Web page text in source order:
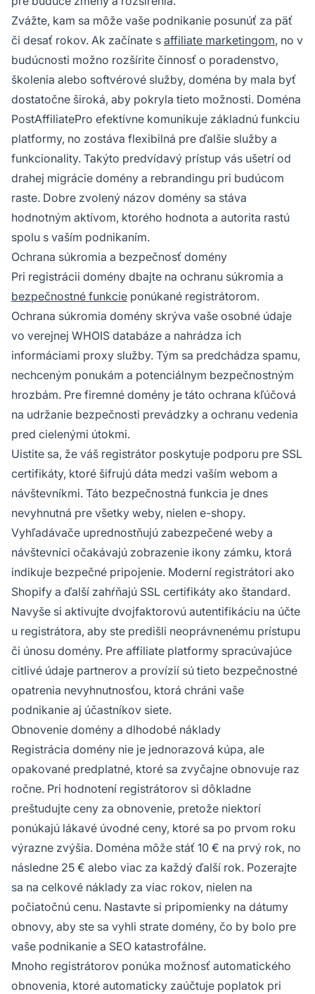
Zvážte, kam sa môže vaše podnikanie posunúť za päť
či desať rokov. Ak začínate s affiliate marketingom, no v
budúcnosti možno rozšírite činnosť o poradenstvo,
školenia alebo softvérové služby, doména by mala byť
dostatočne široká, aby pokryla tieto možnosti. Doména
PostAffiliatePro efektívne komunikuje základnú funkciu
platformy, no zostáva flexibilná pre ďalšie služby a
funkcionality. Takýto predvídavý prístup vás ušetrí od
drahej migrácie domény a rebrandingu pri budúcom
raste. Dobre zvolený názov domény sa stáva
hodnotným aktívom, ktorého hodnota a autorita rastú
spolu s vaším podnikaním.
Ochrana súkromia a bezpečnosť domény
Pri registrácii domény dbajte na ochranu súkromia a
bezpečnostné funkcie ponúkané registrátorom.
Ochrana súkromia domény skrýva vaše osobné údaje
vo verejnej WHOIS databáze a nahrádza ich
informáciami proxy služby. Tým sa predchádza spamu,
nechceným ponukám a potenciálnym bezpečnostným
hrozbám. Pre firemné domény je táto ochrana kľúčová
na udržanie bezpečnosti prevádzky a ochranu vedenia
pred cielenými útokmi.
Uistite sa, že váš registrátor poskytuje podporu pre SSL
certifikáty, ktoré šifrujú dáta medzi vaším webom a
návštevníkmi. Táto bezpečnostná funkcia je dnes
nevyhnutná pre všetky weby, nielen e-shopy.
Vyhľadávače uprednostňujú zabezpečené weby a
návštevníci očakávajú zobrazenie ikony zámku, ktorá
indikuje bezpečné pripojenie. Moderní registrátori ako
Shopify a ďalší zahŕňajú SSL certifikáty ako štandard.
Navyše si aktivujte dvojfaktorovú autentifikáciu na účte
u registrátora, aby ste predišli neoprávnenému prístupu
či únosu domény. Pre affiliate platformy spracúvajúce
citlivé údaje partnerov a provízií sú tieto bezpečnostné
opatrenia nevyhnutnosťou, ktorá chráni vaše
podnikanie aj účastníkov siete.
Obnovenie domény a dlhodobé náklady
Registrácia domény nie je jednorazová kúpa, ale
opakované predplatné, ktoré sa zvyčajne obnovuje raz
ročne. Pri hodnotení registrátorov si dôkladne
preštudujte ceny za obnovenie, pretože niektorí
ponúkajú lákavé úvodné ceny, ktoré sa po prvom roku
výrazne zvýšia. Doména môže stáť 10 € na prvý rok, no
následne 25 € alebo viac za každý ďalší rok. Pozerajte
sa na celkové náklady za viac rokov, nielen na
počiatočnú cenu. Nastavte si pripomienky na dátumy
obnovy, aby ste sa vyhli strate domény, čo by bolo pre
vaše podnikanie a SEO katastrofálne.
Mnoho registrátorov ponúka možnosť automatického
obnovenia, ktoré automaticky zaúčtuje poplatok pri